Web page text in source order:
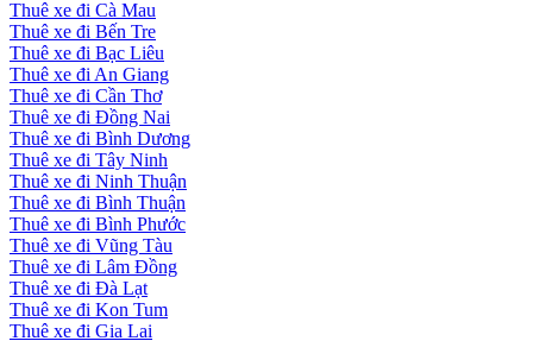
Thuê xe đi Cà Mau
Thuê xe đi Bến Tre
Thuê xe đi Bạc Liêu
Thuê xe đi An Giang
Thuê xe đi Cần Thơ
Thuê xe đi Đồng Nai
Thuê xe đi Bình Dương
Thuê xe đi Tây Ninh
Thuê xe đi Ninh Thuận
Thuê xe đi Bình Thuận
Thuê xe đi Bình Phước
Thuê xe đi Vũng Tàu
Thuê xe đi Lâm Đồng
Thuê xe đi Đà Lạt
Thuê xe đi Kon Tum
Thuê xe đi Gia Lai